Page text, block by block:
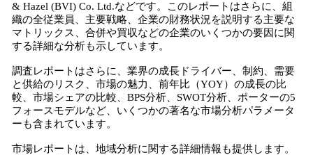
& Hazel (BVI) Co. Ltd.などです。このレポートはさらに、組
織の全従業員、主要戦略、企業の財務状況を説明する主要な
マトリックス、合併や買収などの企業のいくつかの要因に関
する詳細な分析も示しています。
調査レポートはさらに、業界の成長ドライバー、制約、需要
と供給のリスク、市場の魅力、前年比（YOY）の成長の比
較、市場シェアの比較、BPS分析、SWOT分析、ポーターの5
フォースモデルなど、いくつかの著名な市場分析パラメータ
ーも含まれています。
市場レポートは、地域分析に関する詳細情報も提供します。